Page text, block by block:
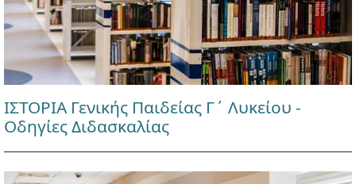
ΙΣΤΟΡΙΑ Γενικής Παιδείας Γ΄ Λυκείου -
Οδηγίες Διδασκαλίας